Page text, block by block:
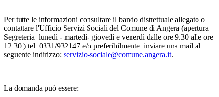
Per tutte le informazioni consultare il bando distrettuale allegato o
contattare l'Ufficio Servizi Sociali del Comune di Angera (apertura
Segreteria lunedì - martedì- giovedì e venerdì dalle ore 9.30 alle ore
12.30 ) tel. 0331/932147 e/o preferibilmente inviare una mail al
seguente indirizzo: servizio-sociale@comune.angera.it.
La domanda può essere: